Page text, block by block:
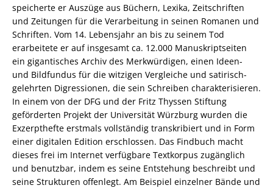
6
Menge
speicherte er Auszüge aus Büchern, Lexika, Zeitschriften
und Zeitungen für die Verarbeitung in seinen Romanen und
Schriften. Vom 14. Lebensjahr an bis zu seinem Tod
erarbeitete er auf insgesamt ca. 12.000 Manuskriptseiten
ein gigantisches Archiv des Merkwürdigen, einen Ideen-
und Bildfundus für die witzigen Vergleiche und satirisch-
gelehrten Digressionen, die sein Schreiben charakterisieren.
In einem von der DFG und der Fritz Thyssen Stiftung
geförderten Projekt der Universität Würzburg wurden die
Exzerpthefte erstmals vollständig transkribiert und in Form
einer digitalen Edition erschlossen. Das Findbuch macht
dieses frei im Internet verfügbare Textkorpus zugänglich
und benutzbar, indem es seine Entstehung beschreibt und
seine Strukturen offenlegt. Am Beispiel einzelner Bände und